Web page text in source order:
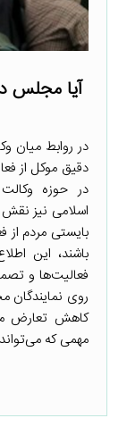
آیا مجلس
در روابط میان
دقیق موکل از
در حوزه
اسلامی نیز نقش
بایستی مردم
باشند، این
فعالیت‌ها و
روی نمایندگان
کاهش تعارض
مهمی که